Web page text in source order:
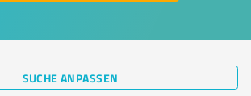
SUCHE ANPASSEN